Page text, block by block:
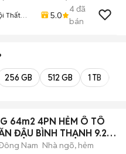
Thất
5.0
4đã
bán
256 GB 512 GB 1 TB
64m2 4PN HẺM Ô TÔ
ĐẬU BÌNH THẠNH 9.2
Nam Nhà ngõ, hẻm